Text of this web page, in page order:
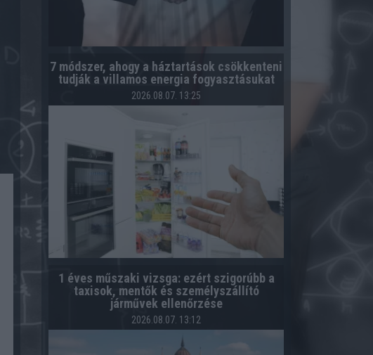
7 módszer, ahogy a háztartások csökkenteni
tudják a villamos energia fogyasztásukat
2026.08.07. 13:25
1 éves műszaki vizsga: ezért szigorúbb a
taxisok, mentők és személyszállító
járművek ellenőrzése
2026.08.07. 13:12